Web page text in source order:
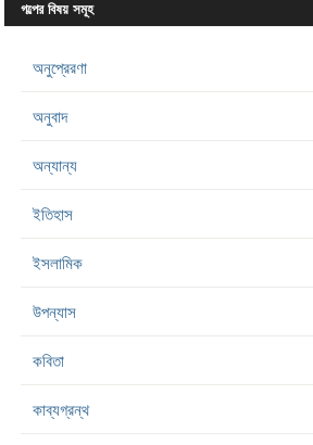
গল্পের বিষয় সমূহ
অনুপ্রেরণা
অনুবাদ
অন্যান্য
ইতিহাস
ইসলামিক
উপন্যাস
কবিতা
কাব্যগ্রন্থ